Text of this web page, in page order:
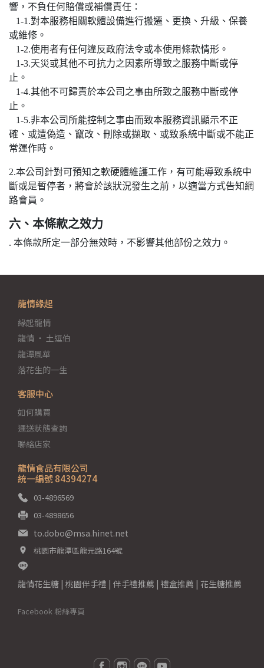
響，不負任何賠償或補償責任：
1-1.對本服務相關軟體設備進行搬遷、更換、升級、保養
或維修。
1-2.使用者有任何違反政府法令或本使用條款情形。
1-3.天災或其他不可抗力之因素所導致之服務中斷或停
止。
1-4.其他不可歸責於本公司之事由所致之服務中斷或停
止。
1-5.非本公司所能控制之事由而致本服務資訊顯示不正
確、或遭偽造、竄改、刪除或擷取、或致系統中斷或不能正
常運作時。
2.本公司針對可預知之軟硬體維護工作，有可能導致系統中
斷或是暫停者，將會於該狀況發生之前，以適當方式告知網
路會員。
六、本條款之效力
. 本條款所定一部分無效時，不影響其他部份之效力。
龍情食品有限公司
統一編號 84394274
03-4896569
03-4898656
to.dobo@msa.hinet.net
桃園市龍潭區龍元路164號
龍情花生糖 | 桃園伴手禮 | 伴手禮推薦 | 禮盒推薦 | 花生糖推薦
龍情緣起
緣起龍情
龍情 ‧ 土逗伯
龍潭風華
落花生的一生
客服中心
如何購買
運送狀態查詢
聯絡店家
Facebook 粉絲專頁